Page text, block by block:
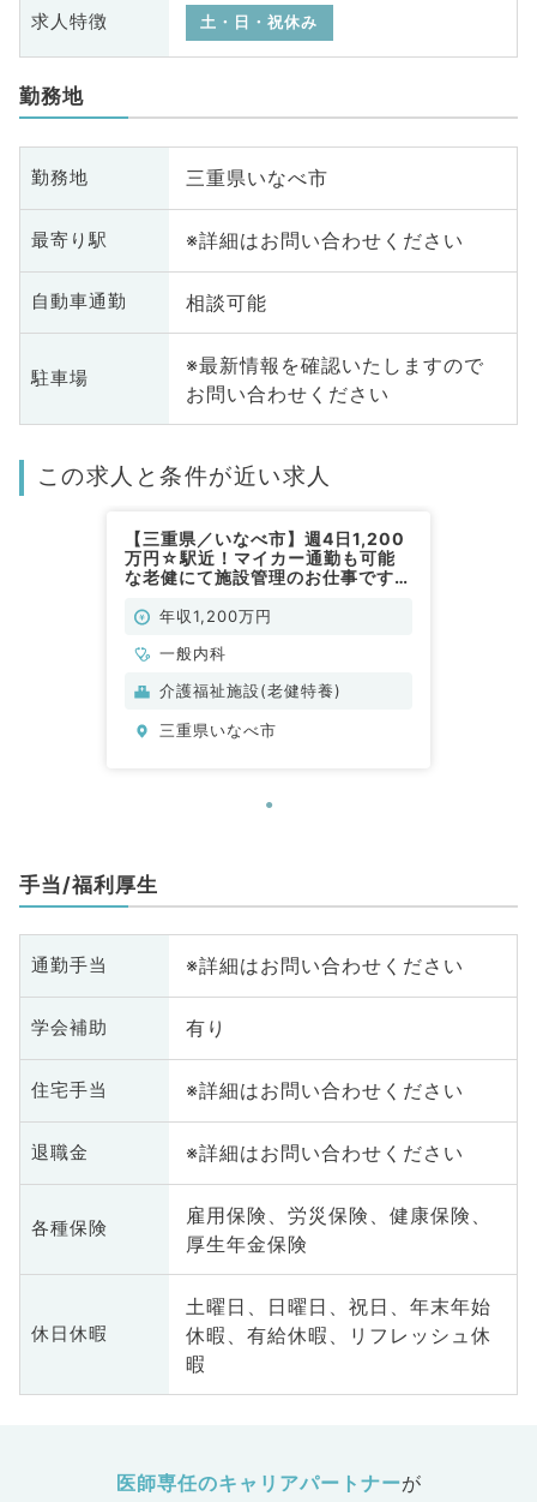
求人特徴 土・日・祝休み
勤務地
勤務地 三重県いなべ市
最寄り駅 ※詳細はお問い合わせください
自動車通勤 相談可能
駐車場
※最新情報を確認いたしますので
お問い合わせください
この求人と条件が近い求人
【三重県／いなべ市】週4日1,200
万円☆駅近！マイカー通勤も可能
な老健にて施設管理のお仕事です！
年収1,200万円
一般内科
介護福祉施設(老健特養)
三重県いなべ市
手当/福利厚生
通勤手当 ※詳細はお問い合わせください
学会補助 有り
住宅手当 ※詳細はお問い合わせください
退職金 ※詳細はお問い合わせください
各種保険
雇用保険、労災保険、健康保険、
厚生年金保険
休日休暇
土曜日、日曜日、祝日、年末年始
休暇、有給休暇、リフレッシュ休
暇
医師専任のキャリアパートナーが